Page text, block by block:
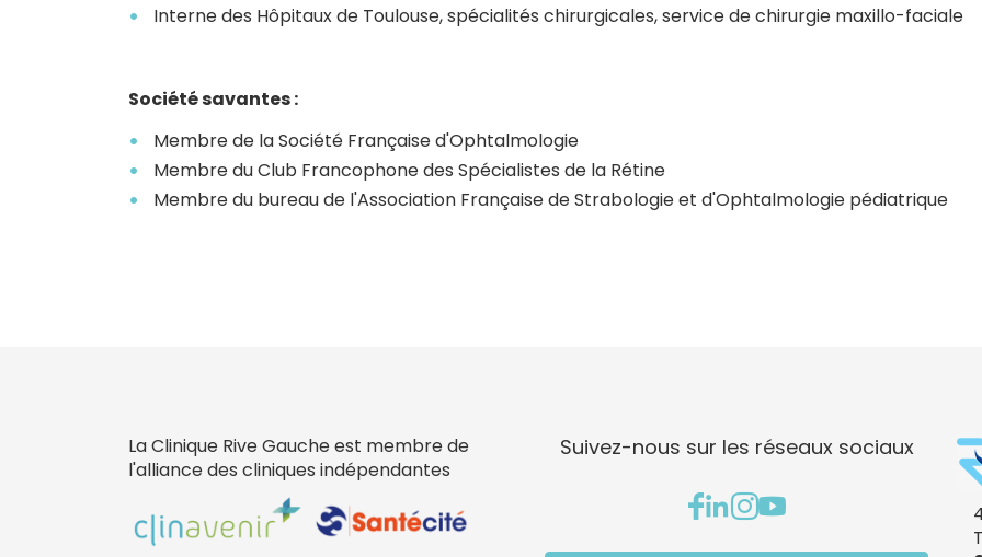
Interne des Hôpitaux de Toulouse, spécialités chirurgicales, service de chirurgie maxillo-faciale
Société savantes :
Membre de la Société Française d'Ophtalmologie
Membre du Club Francophone des Spécialistes de la Rétine
Membre du bureau de l'Association Française de Strabologie et d'Ophtalmologie pédiatrique
La Clinique Rive Gauche est membre de
l'alliance des cliniques indépendantes
Suivez-nous sur les réseaux sociaux